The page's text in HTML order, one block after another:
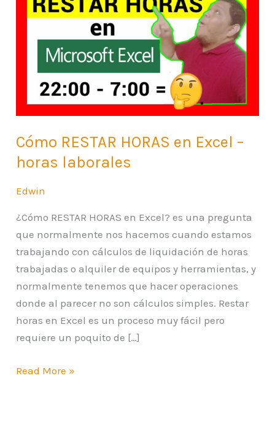
Cómo RESTAR HORAS en Excel –
horas laborales
Edwin
¿Cómo RESTAR HORAS en Excel? es una pregunta
que normalmente nos hacemos cuando estamos
trabajando con cálculos de liquidación de horas
trabajadas o alquiler de equipos y herramientas, y
normalmente tenemos que hacer operaciones
donde al parecer no son cálculos simples. Restar
horas en Excel es un proceso muy fácil pero
requiere un poquito de […]
RESTAR
HORAS
horas
laborales
Read More »